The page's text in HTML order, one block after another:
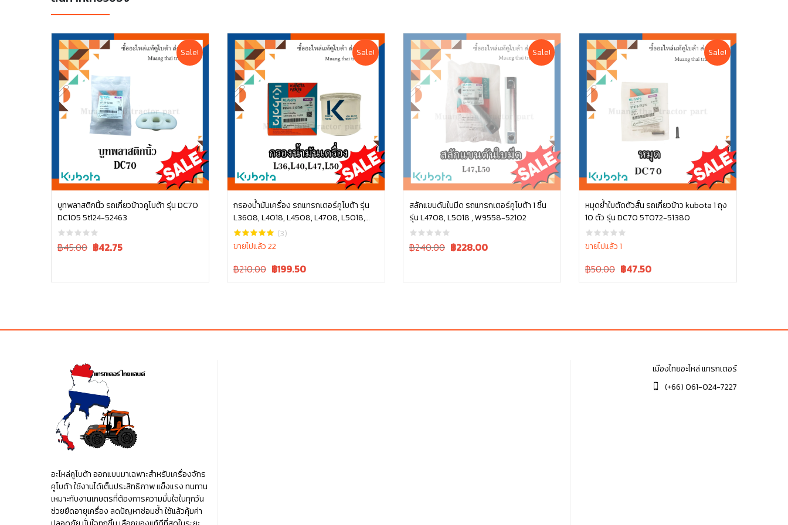
Sale!
บูทพลาสติกนิ้ว รถเกี่ยวข้าวคูโบต้า รุ่น DC70
DC105 5t124-52463
Original
฿45.00 Current
฿42.75
หยิบใส่ตะกร้า
Sale!
กรองน้ำมันเครื่อง รถแทรกเตอร์คูโบต้า รุ่น
L3608, L4018, L4508, L4708, L5018,
M6040 , W9501-31070B
(3)
ขายไปแล้ว 22
Original
฿210.00 Current
฿199.50
หยิบใส่ตะกร้า
Sale!
สลักแขนดันใบมีด รถแทรกเตอร์คูโบต้า 1 ชิ้น
รุ่น L4708, L5018 , W9558-52102
Original
฿240.00 Current
฿228.00
หยิบใส่ตะกร้า
Sale!
หมุดย้ำใบตัดตัวสั้น รถเกี่ยวข้าว kubota 1 ถุง
10 ตัว รุ่น DC70 5T072-51380
ขายไปแล้ว 1
Original
฿50.00 Current
฿47.50
หยิบใส่ตะกร้า
อะไหล่คูโบต้า ออกแบบมาเฉพาะสำหรับเครื่องจักร
คูโบต้า ใช้งานได้เต็มประสิทธิภาพ แข็งแรง ทนทาน
เหมาะกับงานเกษตรที่ต้องการความมั่นใจในทุกวัน
ช่วยยืดอายุเครื่อง ลดปัญหาซ่อมซ้ำ ใช้แล้วคุ้มค่า
เมืองไทยอะไหล่ แทรกเตอร์
(+66) 061-024-7227